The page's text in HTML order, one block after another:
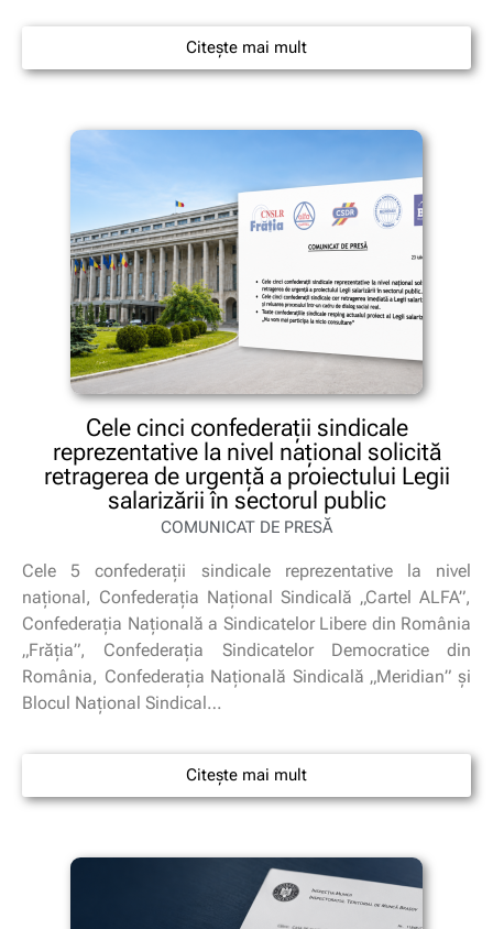
Citește mai mult
Cele cinci confederații sindicale
reprezentative la nivel național solicită
retragerea de urgență a proiectului Legii
salarizării în sectorul public
COMUNICAT DE PRESĂ
Cele 5 confederații sindicale reprezentative la nivel
național, Confederația Național Sindicală „Cartel ALFA”,
Confederația Națională a Sindicatelor Libere din România
„Frăția”, Confederația Sindicatelor Democratice din
România, Confederația Națională Sindicală „Meridian” și
Blocul Național Sindical…
Citește mai mult